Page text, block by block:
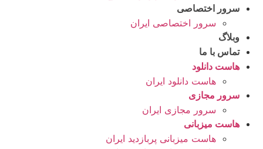
سرور اختصاصی
سرور اختصاصی ایران
وبلاگ
تماس با ما
هاست دانلود
هاست دانلود ایران
سرور مجازی
سرور مجازی ایران
هاست میزبانی
هاست میزبانی پربازدید ایران